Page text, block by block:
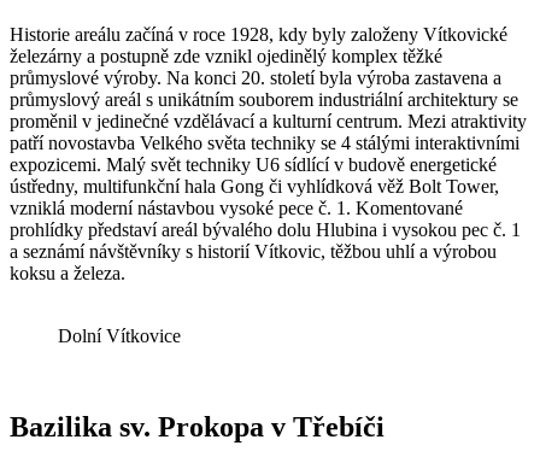
Historie areálu začíná v roce 1928, kdy byly založeny Vítkovické
železárny a postupně zde vznikl ojedinělý komplex těžké
průmyslové výroby. Na konci 20. století byla výroba zastavena a
průmyslový areál s unikátním souborem industriální architektury se
proměnil v jedinečné vzdělávací a kulturní centrum. Mezi atraktivity
patří novostavba Velkého světa techniky se 4 stálými interaktivními
expozicemi. Malý svět techniky U6 sídlící v budově energetické
ústředny, multifunkční hala Gong či vyhlídková věž Bolt Tower,
vzniklá moderní nástavbou vysoké pece č. 1. Komentované
prohlídky představí areál bývalého dolu Hlubina i vysokou pec č. 1
a seznámí návštěvníky s historií Vítkovic, těžbou uhlí a výrobou
koksu a železa.
Dolní Vítkovice
Bazilika sv. Prokopa v Třebíči